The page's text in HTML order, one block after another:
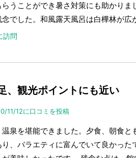
うことができ暑さ対策にも助かり
でした。和風露天風呂は白樺林が広
訪問
、観光ポイントにも近い
11/12に口コミを投稿
泉を堪能できました。夕食、朝食
り、バラエティに富んでいて良かっ